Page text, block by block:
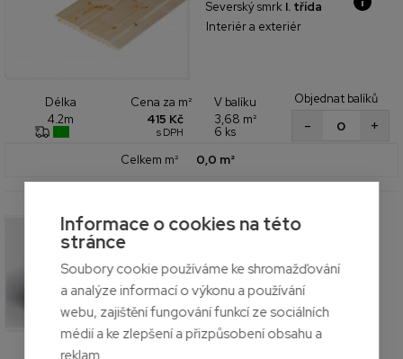
Severský smrk I. třída
Interiér a exteriér
Délka
4.2m
Cena za m²
415 Kč
s DPH
V balíku
3,68 m²
6 ks
Objednat balíků
+
-
Celkem m² 0,0 m²
160 x 200mm
SmrkNSi třída DUO
Interiér a exteriér
Cena za bm
Informace o cookies na této
stránce
Soubory cookie používáme ke shromažďování
a analýze informací o výkonu a používání
webu, zajištění fungování funkcí ze sociálních
médií a ke zlepšení a přizpůsobení obsahu a
reklam.